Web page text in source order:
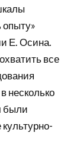
опыту»
Е. Осина.
все
несколько
были